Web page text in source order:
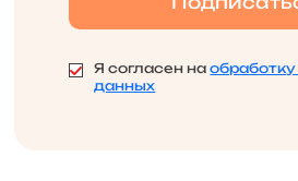
Я согласен на
данных